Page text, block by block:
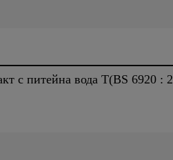
с питейна вода T(BS 6920 :